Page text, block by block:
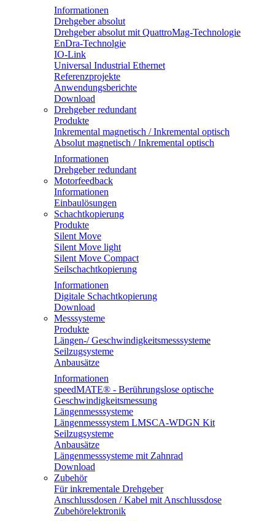
Informationen
Drehgeber absolut
Drehgeber absolut mit QuattroMag-Technologie
EnDra-Technolgie
IO-Link
Universal Industrial Ethernet
Referenzprojekte
Anwendungsberichte
Download
Drehgeber redundant
Produkte
Inkremental magnetisch / Inkremental optisch
Absolut magnetisch / Inkremental optisch
Informationen
Drehgeber redundant
Motorfeedback
Informationen
Einbaulösungen
Schachtkopierung
Produkte
Silent Move
Silent Move light
Silent Move Compact
Seilschachtkopierung
Informationen
Digitale Schachtkopierung
Download
Messsysteme
Produkte
Längen-/ Geschwindigkeitsmesssysteme
Seilzugsysteme
Anbausätze
Informationen
speedMATE® - Berührungslose optische
Geschwindigkeitsmessung
Längenmesssysteme
Längenmesssystem LMSCA-WDGN Kit
Seilzugsysteme
Anbausätze
Längenmesssysteme mit Zahnrad
Download
Zubehör
Für inkrementale Drehgeber
Anschlussdosen / Kabel mit Anschlussdose
Zubehörelektronik